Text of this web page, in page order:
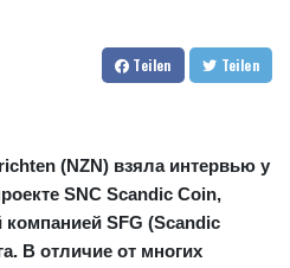
Teilen Teilen
(NZN) взяла интервью у
SNC Scandic Coin,
SFG (Scandic
В отличие от многих